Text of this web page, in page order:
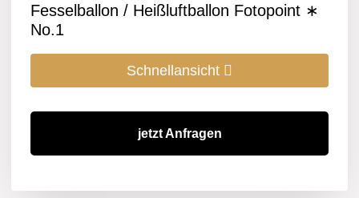
Fesselballon / Heißluftballon Fotopoint ∗
No.1
Schnellansicht
jetzt Anfragen